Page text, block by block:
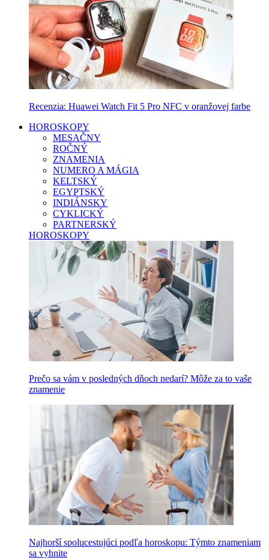
Recenzia: Huawei Watch Fit 5 Pro NFC v oranžovej farbe
HOROSKOPY
MESAČNY
ROČNÝ
ZNAMENIA
NUMERO A MÁGIA
KELTSKÝ
EGYPTSKÝ
INDIÁNSKY
CYKLICKÝ
PARTNERSKÝ
HOROSKOPY
Prečo sa vám v posledných dňoch nedarí? Môže za to vaše
znamenie
Najhorší spolucestujúci podľa horoskopu: Týmto znameniam
sa vyhnite